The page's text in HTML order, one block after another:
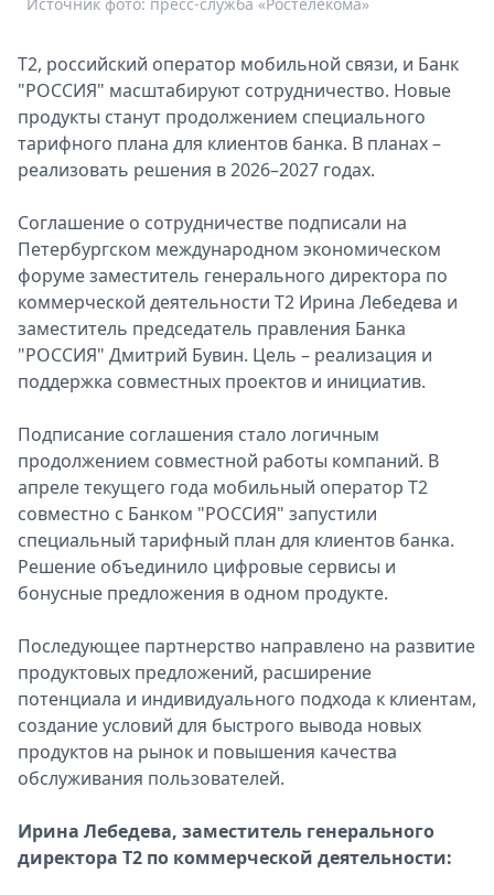
Звезды
Выборы
2026
Скачай
Metro
T2, российский оператор мобильной связи, и Банк
"РОССИЯ" масштабируют сотрудничество. Новые
продукты станут продолжением специального
тарифного плана для клиентов банка. В планах –
реализовать решения в 2026–2027 годах.
Соглашение о сотрудничестве подписали на
Петербургском международном экономическом
форуме заместитель генерального директора по
коммерческой деятельности Т2 Ирина Лебедева и
заместитель председатель правления Банка
"РОССИЯ" Дмитрий Бувин. Цель – реализация и
поддержка совместных проектов и инициатив.
Подписание соглашения стало логичным
продолжением совместной работы компаний. В
апреле текущего года мобильный оператор T2
совместно с Банком "РОССИЯ" запустили
специальный тарифный план для клиентов банка.
Решение объединило цифровые сервисы и
бонусные предложения в одном продукте.
Последующее партнерство направлено на развитие
продуктовых предложений, расширение
потенциала и индивидуального подхода к клиентам,
создание условий для быстрого вывода новых
продуктов на рынок и повышения качества
обслуживания пользователей.
Ирина Лебедева, заместитель генерального
директора T2 по коммерческой деятельности: